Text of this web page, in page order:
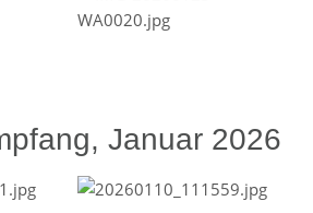
Januar 2026